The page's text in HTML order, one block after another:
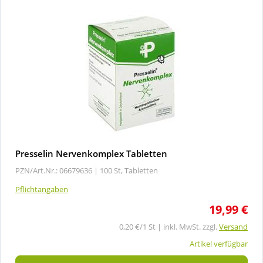
Presselin Nervenkomplex Tabletten
PZN/Art.Nr.: 06679636 | 100 St, Tabletten
Pflichtangaben
19,99 €
0,20 €/1 St | inkl. MwSt. zzgl.Versand
Artikel verfügbar